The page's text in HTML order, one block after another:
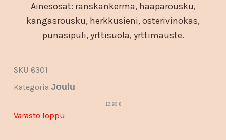
Ainesosat: ranskankerma, haaparousku,
kangasrousku, herkkusieni, osterivinokas,
punasipuli, yrttisuola, yrttimauste.
SKU 6301
Kategoria Joulu
12,90 €
Varasto loppu